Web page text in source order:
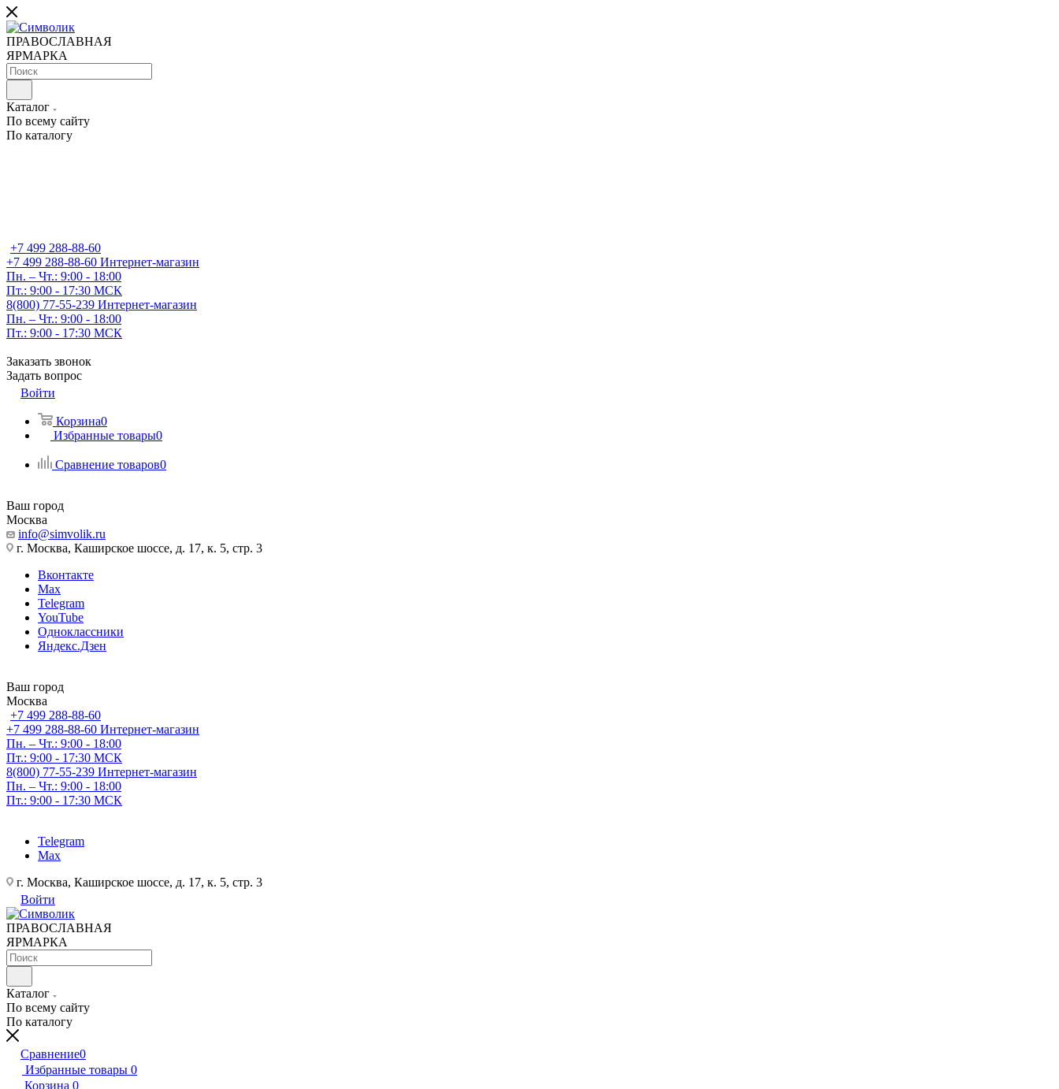
ПРАВОСЛАВНАЯ
ЯРМАРКА
Каталог
По всему сайту
По каталогу
+7 499 288-88-60
+7 499 288-88-60 Интернет-магазин
Пн. – Чт.: 9:00 - 18:00
Пт.: 9:00 - 17:30 МСК
8(800) 77-55-239 Интернет-магазин
Пн. – Чт.: 9:00 - 18:00
Пт.: 9:00 - 17:30 МСК
Заказать звонок
Задать вопрос
Войти
Корзина0
Избранные товары0
Сравнение товаров0
Ваш город
Москва
info@simvolik.ru
г. Москва, Каширское шоссе, д. 17, к. 5, стр. 3
Вконтакте
Max
Telegram
YouTube
Одноклассники
Яндекс.Дзен
Ваш город
Москва
+7 499 288-88-60
+7 499 288-88-60 Интернет-магазин
Пн. – Чт.: 9:00 - 18:00
Пт.: 9:00 - 17:30 МСК
8(800) 77-55-239 Интернет-магазин
Пн. – Чт.: 9:00 - 18:00
Пт.: 9:00 - 17:30 МСК
Telegram
Max
г. Москва, Каширское шоссе, д. 17, к. 5, стр. 3
Войти
ПРАВОСЛАВНАЯ
ЯРМАРКА
Каталог
По всему сайту
По каталогу
Сравнение0
Избранные товары 0
Корзина 0